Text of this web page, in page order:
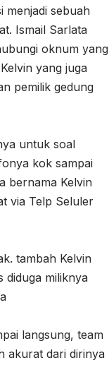
menjadi sebuah
Ismail Sarlata
oknum yang
yang juga
pemilik gedung
untuk soal
kok sampai
bernama Kelvin
via Telp Seluler
tambah Kelvin
diduga miliknya
langsung, team
akurat dari dirinya